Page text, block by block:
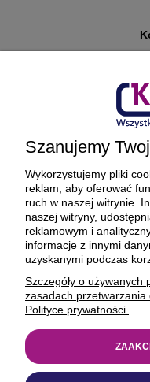
BEZPIECZNE
Szanujemy
Wykorzystujemy pliki
reklam, aby oferować
ruch w naszej witrynie.
naszej witryny,
reklamowym i
informacje z innymi
uzyskanymi podczas
Szczegóły o
zasadach
Polityce prywatności.